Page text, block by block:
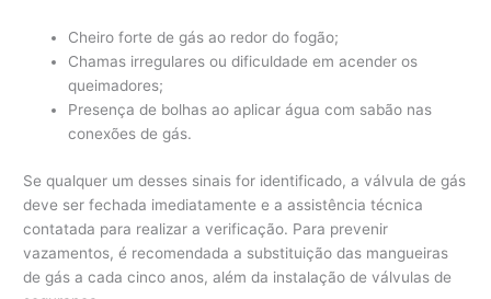
Cheiro forte de gás ao redor do fogão;
Chamas irregulares ou dificuldade em acender os
queimadores;
Presença de bolhas ao aplicar água com sabão nas
conexões de gás.
Se qualquer um desses sinais for identificado, a válvula de gás
deve ser fechada imediatamente e a assistência técnica
contatada para realizar a verificação. Para prevenir
vazamentos, é recomendada a substituição das mangueiras
de gás a cada cinco anos, além da instalação de válvulas de